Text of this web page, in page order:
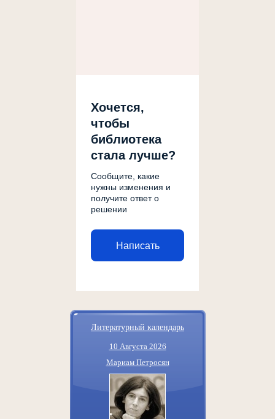
Хочется,
чтобы
библиотека
стала лучше?
Сообщите, какие
нужны изменения и
получите ответ о
решении
Написать
Литературный календарь
10 Августа 2026
Мариам Петросян